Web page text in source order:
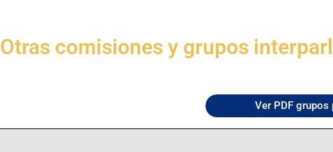
Otras comisiones y grupos
Ver PDF